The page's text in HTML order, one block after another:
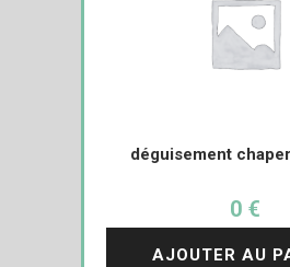
déguisement
0 €
AJOUTER AU